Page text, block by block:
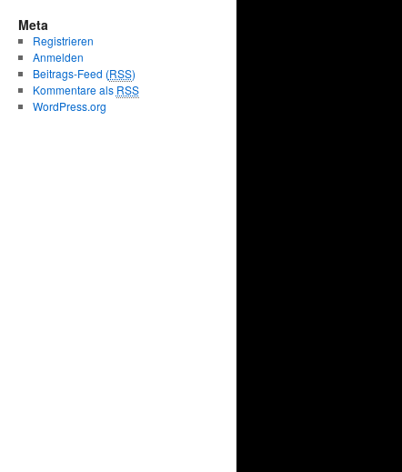
Meta
Registrieren
Anmelden
Beitrags-Feed (RSS)
Kommentare als RSS
WordPress.org